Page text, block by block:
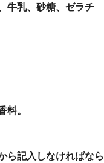
牛乳、砂糖、ゼラチ
料。
ら記入しなければなら